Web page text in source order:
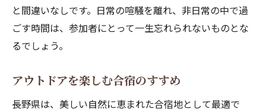
と間違いなしです。日常の喧騒を離れ、非日常の中で過
ごす時間は、参加者にとって一生忘れられないものとな
るでしょう。
アウトドアを楽しむ合宿のすすめ
長野県は、美しい自然に恵まれた合宿地として最適で